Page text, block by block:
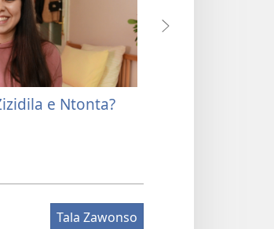
e Ntonta?
Tala Zawonso